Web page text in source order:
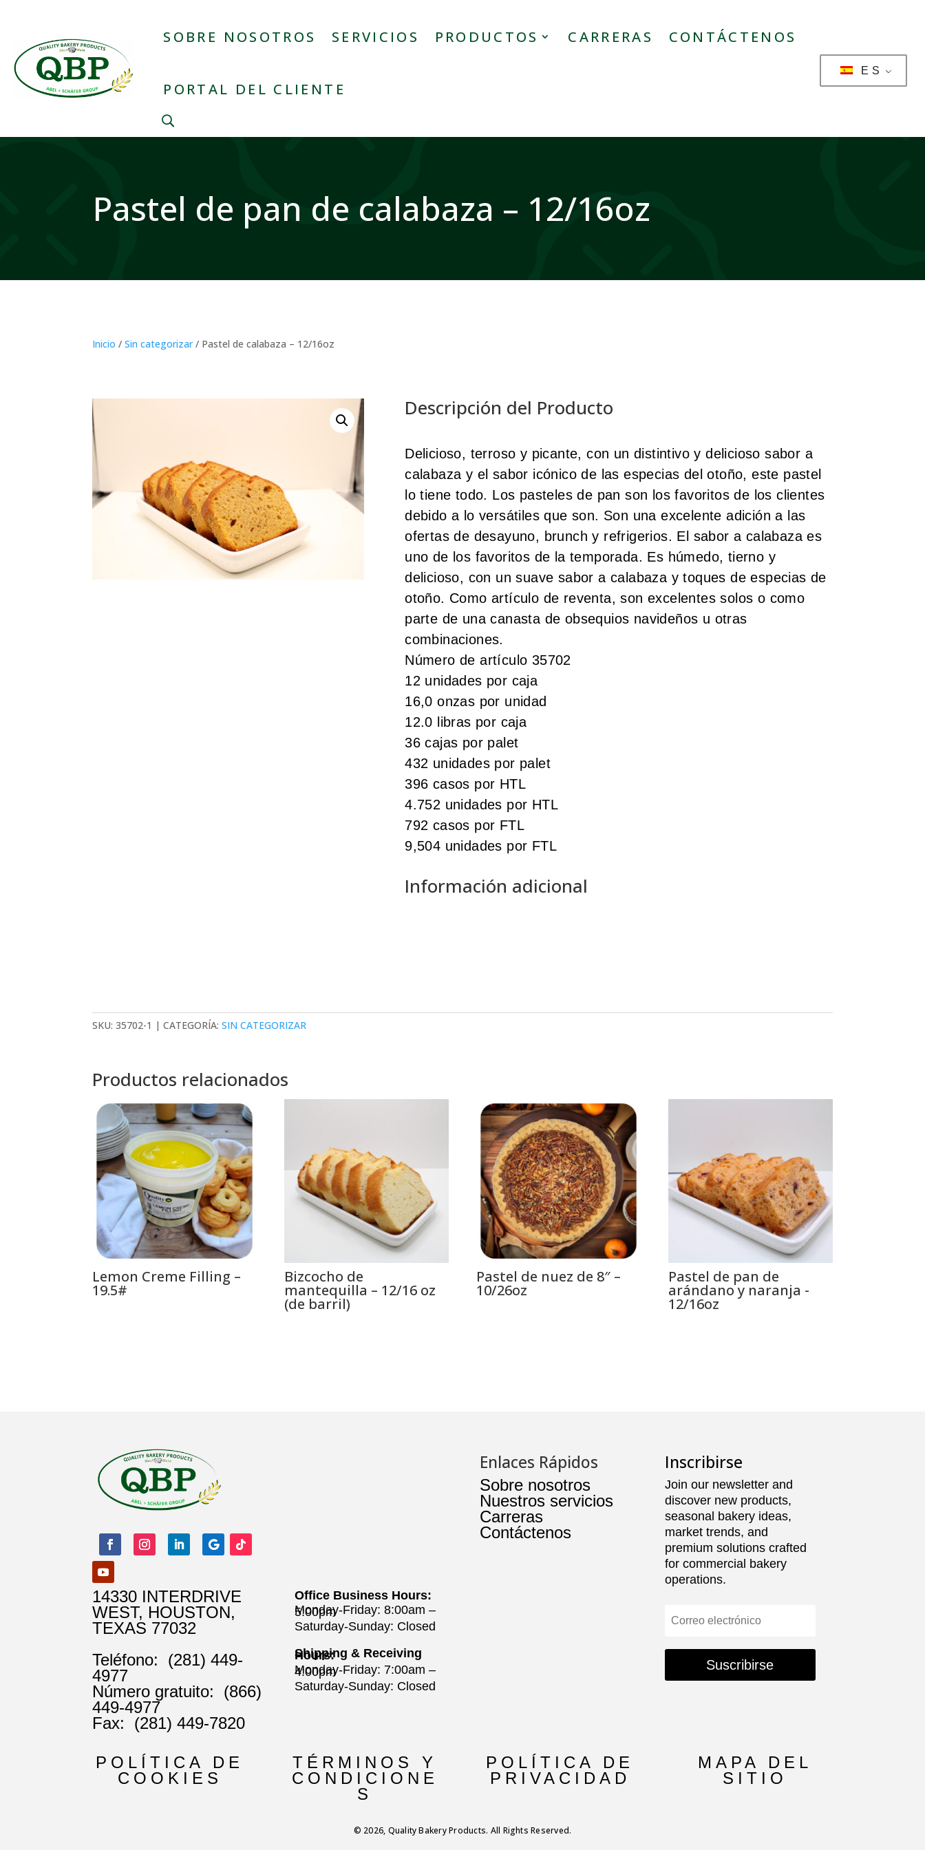
SOBRE NOSOTROS SERVICIOS PRODUCTOS CARRERAS CONTÁCTENOS
PORTAL DEL CLIENTE
ES
Pastel de pan de calabaza – 12/16oz
Inicio /Sin categorizar/ Pastel de calabaza – 12/16oz
Descripción del Producto
Delicioso, terroso y picante, con un distintivo y delicioso sabor a
calabaza y el sabor icónico de las especias del otoño, este pastel
lo tiene todo. Los pasteles de pan son los favoritos de los clientes
debido a lo versátiles que son. Son una excelente adición a las
ofertas de desayuno, brunch y refrigerios. El sabor a calabaza es
uno de los favoritos de la temporada. Es húmedo, tierno y
delicioso, con un suave sabor a calabaza y toques de especias de
otoño. Como artículo de reventa, son excelentes solos o como
parte de una canasta de obsequios navideños u otras
combinaciones.
Número de artículo 35702
12 unidades por caja
16,0 onzas por unidad
12.0 libras por caja
36 cajas por palet
432 unidades por palet
396 casos por HTL
4.752 unidades por HTL
792 casos por FTL
9,504 unidades por FTL
Información adicional
SKU:35702-1 CATEGORÍA:SIN CATEGORIZAR
Productos relacionados
Lemon Creme Filling –
19.5#
Bizcocho de
mantequilla – 12/16 oz
(de barril)
Pastel de nuez de 8″ –
10/26oz
Pastel de pan de
arándano y naranja -
12/16oz
14330 INTERDRIVE
WEST, HOUSTON,
TEXAS 77032
Teléfono: (281) 449-
4977
Número gratuito: (866)
449-4977
Fax: (281) 449-7820
Office Business Hours:
Monday-Friday: 8:00am –
5:00pm
Saturday-Sunday: Closed
Shipping & Receiving
Hours:
Monday-Friday: 7:00am –
4:00pm
Saturday-Sunday: Closed
Enlaces Rápidos
Sobre nosotros
Nuestros servicios
Carreras
Contáctenos
Inscribirse
Join our newsletter and
discover new products,
seasonal bakery ideas,
market trends, and
premium solutions crafted
for commercial bakery
operations.
Suscribirse
POLÍTICA DE
COOKIES
TÉRMINOS Y
CONDICIONE
S
POLÍTICA DE
PRIVACIDAD
MAPA DEL
SITIO
© 2026, Quality Bakery Products. All Rights Reserved.